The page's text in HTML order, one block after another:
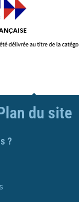
du site
?